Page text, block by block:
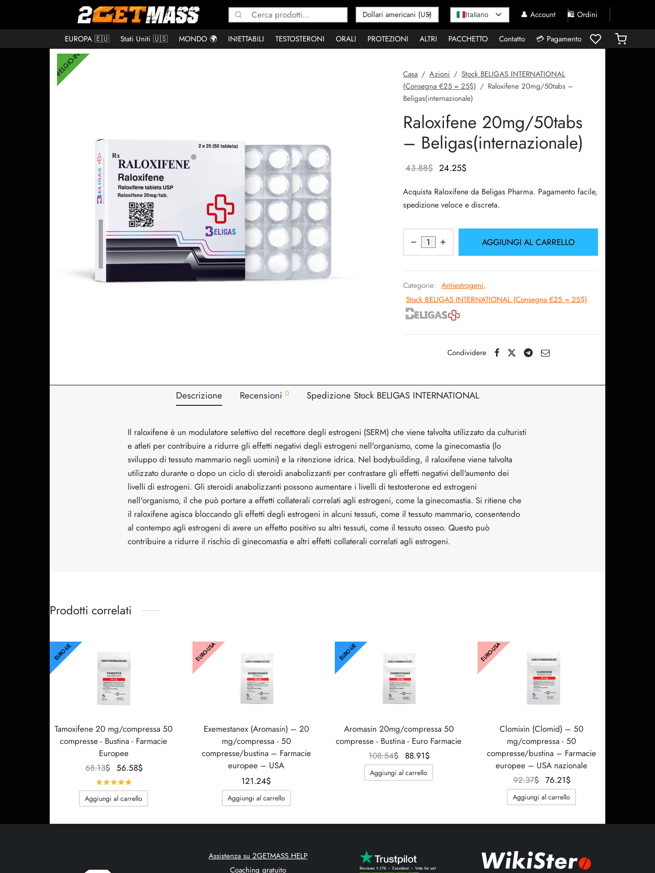
Cerca: Italiano 👤 Account 🛍️ Ordini
EUROPA 🇪🇺 Stati Uniti 🇺🇸 MONDO 🌍 INIETTABILI TESTOSTERONI ORALI PROTEZIONI ALTRI PACCHETTO Contatto 💳 Pagamento
BELGIO-INT Casa / Azioni / Stock BELIGAS INTERNATIONAL
(Consegna €25 = 25$) / Raloxifene 20mg/50tabs –
Beligas(internazionale)
Raloxifene 20mg/50tabs
– Beligas(internazionale)
43.88$ Il prezzo
era:
43.88$.
24.25$
attuale
è:
24.25$.
Acquista Raloxifene da Beligas Pharma. Pagamento facile,
spedizione veloce e discreta.
AGGIUNGI AL CARRELLO
Categorie: Antiestrogeni,
Stock BELIGAS INTERNATIONAL (Consegna €25 = 25$)
Condividere
Descrizione Recensioni 0 Spedizione Stock BELIGAS INTERNATIONAL
Il raloxifene è un modulatore selettivo del recettore degli estrogeni (SERM) che viene talvolta utilizzato da culturisti
e atleti per contribuire a ridurre gli effetti negativi degli estrogeni nell'organismo, come la ginecomastia (lo
sviluppo di tessuto mammario negli uomini) e la ritenzione idrica. Nel bodybuilding, il raloxifene viene talvolta
utilizzato durante o dopo un ciclo di steroidi anabolizzanti per contrastare gli effetti negativi dell'aumento dei
livelli di estrogeni. Gli steroidi anabolizzanti possono aumentare i livelli di testosterone ed estrogeni
nell'organismo, il che può portare a effetti collaterali correlati agli estrogeni, come la ginecomastia. Si ritiene che
il raloxifene agisca bloccando gli effetti degli estrogeni in alcuni tessuti, come il tessuto mammario, consentendo
al contempo agli estrogeni di avere un effetto positivo su altri tessuti, come il tessuto osseo. Questo può
contribuire a ridurre il rischio di ginecomastia e altri effetti collaterali correlati agli estrogeni.
Prodotti correlati
EURO-UE
Tamoxifene 20 mg/compressa 50
compresse - Bustina - Farmacie
Europee
68.13$
Il
prezzo
originale
era:
56.58$
attuale
Aggiungi al carrello
EURO-USA
Exemestanex (Aromasin) – 20
mg/compressa - 50
compresse/bustina – Farmacie
europee – USA
121.24$
Aggiungi al carrello
EURO-UE
Aromasin 20mg/compressa 50
compresse - Bustina - Euro Farmacie
108.54$ Il prezzo
originale
era:
88.91$
prezzo
Aggiungi al carrello
EURO-USA
Clomixin (Clomid) – 50
mg/compressa - 50
compresse/bustina – Farmacie
europee – USA nazionale
92.37$
Il
prezzo
originale
76.21$
prezzo
attuale
Aggiungi al carrello
Assistenza su 2GETMASS.HELP
Coaching gratuito